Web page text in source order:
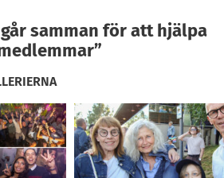
samman för att hjälpa